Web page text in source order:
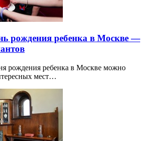
рождения ребенка в Москве —
рождения ребенка в Москве можно
мест…